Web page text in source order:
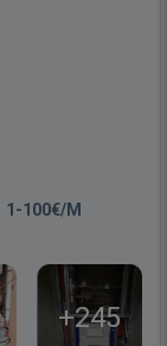
1-100€/M
+245